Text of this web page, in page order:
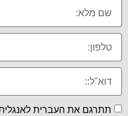
תתרגם את העברית